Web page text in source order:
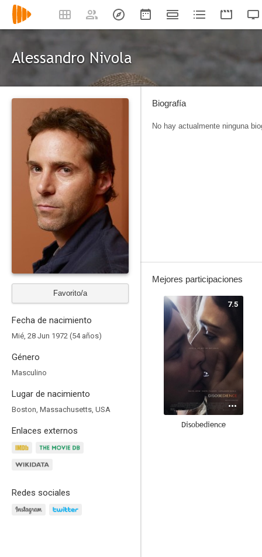
Alessandro Nivola
Favorito/a
Fecha de nacimiento
Mié, 28 Jun 1972 (54 años)
Género
Masculino
Lugar de nacimiento
Boston, Massachusetts, USA
Enlaces externos
Redes sociales
Biografía
No hay actualmente ninguna
Mejores participaciones
7.5
Disobedience